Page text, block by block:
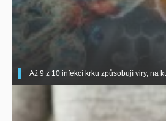
Až 9 z 10 infekcí krku způsobují viry, na